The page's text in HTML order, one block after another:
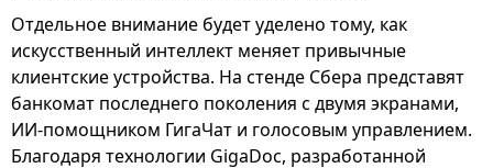
Отдельное внимание будет уделено тому, как
искусственный интеллект меняет привычные
клиентские устройства. На стенде Сбера представят
банкомат последнего поколения с двумя экранами,
ИИ-помощником ГигаЧат и голосовым управлением.
Благодаря технологии GigaDoc, разработанной